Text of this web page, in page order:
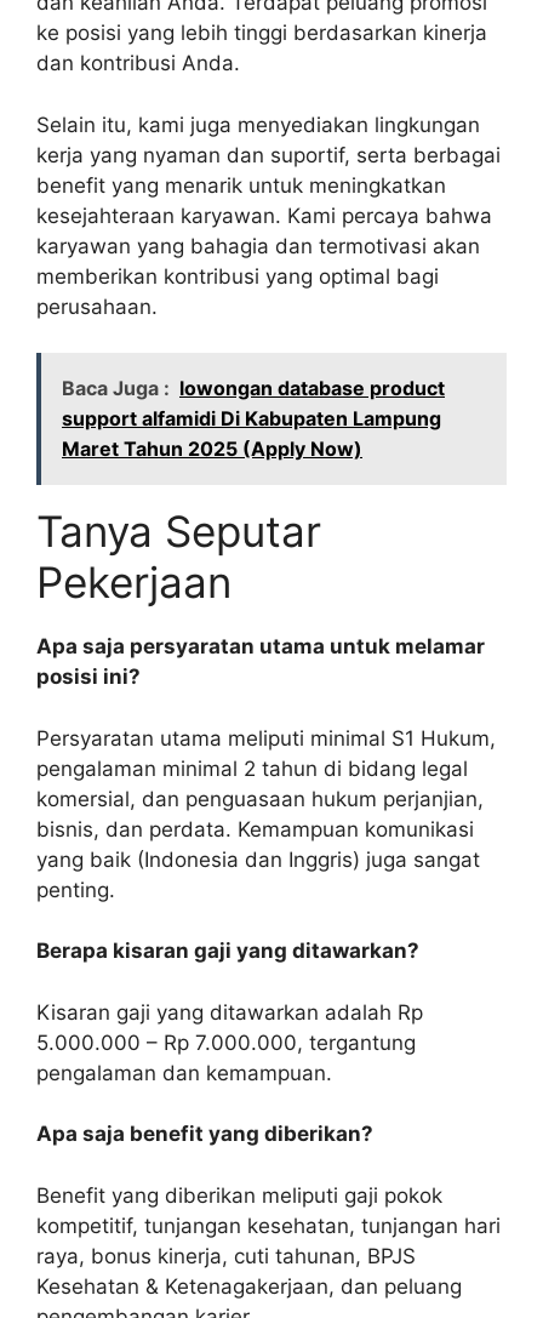
ke posisi yang lebih tinggi berdasarkan kinerja
dan kontribusi Anda.
Selain itu, kami juga menyediakan lingkungan
kerja yang nyaman dan suportif, serta berbagai
benefit yang menarik untuk meningkatkan
kesejahteraan karyawan. Kami percaya bahwa
karyawan yang bahagia dan termotivasi akan
memberikan kontribusi yang optimal bagi
perusahaan.
Baca Juga : lowongan database product
support alfamidi Di Kabupaten Lampung
Maret Tahun 2025 (Apply Now)
Tanya Seputar
Pekerjaan
Apa saja persyaratan utama untuk melamar
posisi ini?
Persyaratan utama meliputi minimal S1 Hukum,
pengalaman minimal 2 tahun di bidang legal
komersial, dan penguasaan hukum perjanjian,
bisnis, dan perdata. Kemampuan komunikasi
yang baik (Indonesia dan Inggris) juga sangat
penting.
Berapa kisaran gaji yang ditawarkan?
Kisaran gaji yang ditawarkan adalah Rp
5.000.000 – Rp 7.000.000, tergantung
pengalaman dan kemampuan.
Apa saja benefit yang diberikan?
Benefit yang diberikan meliputi gaji pokok
kompetitif, tunjangan kesehatan, tunjangan hari
raya, bonus kinerja, cuti tahunan, BPJS
Kesehatan & Ketenagakerjaan, dan peluang